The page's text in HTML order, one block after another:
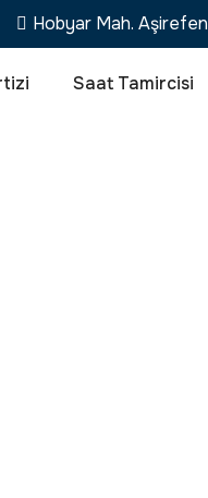
Hobyar Mah.
Saat Tamircisi